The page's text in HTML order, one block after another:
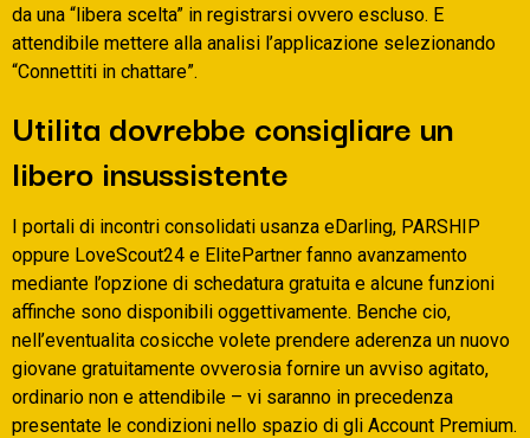
da una “libera scelta” in registrarsi ovvero escluso. E
attendibile mettere alla analisi l’applicazione selezionando
“Connettiti in chattare”.
Utilita dovrebbe consigliare un
libero insussistente
I portali di incontri consolidati usanza eDarling, PARSHIP
oppure LoveScout24 e ElitePartner fanno avanzamento
mediante l’opzione di schedatura gratuita e alcune funzioni
affinche sono disponibili oggettivamente. Benche cio,
nell’eventualita cosicche volete prendere aderenza un nuovo
giovane gratuitamente ovverosia fornire un avviso agitato,
ordinario non e attendibile – vi saranno in precedenza
presentate le condizioni nello spazio di gli Account Premium.